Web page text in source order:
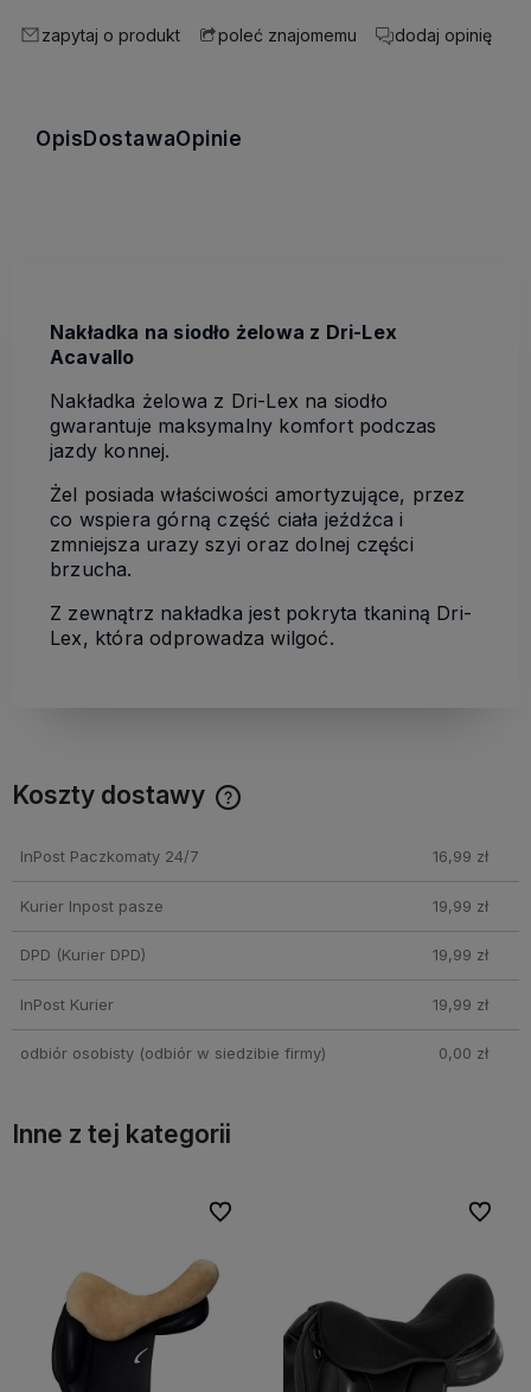
zapytaj o produkt poleć znajomemu dodaj opinię
OpisDostawaOpinie
Nakładka na siodło żelowa z Dri-Lex
Acavallo
Nakładka żelowa z Dri-Lex na siodło
gwarantuje maksymalny komfort podczas
jazdy konnej.
Żel posiada właściwości amortyzujące, przez
co wspiera górną część ciała jeźdźca i
zmniejsza urazy szyi oraz dolnej części
brzucha.
Z zewnątrz nakładka jest pokryta tkaniną Dri-
Lex, która odprowadza wilgoć.
Koszty dostawy
InPost Paczkomaty 24/7 16,99 zł
Kurier Inpost pasze 19,99 zł
DPD (Kurier DPD) 19,99 zł
InPost Kurier 19,99 zł
odbiór osobisty(odbiór w siedzibie firmy) 0,00 zł
Inne z tej kategorii
Do ulubionych
Do ulubionych Do
Do